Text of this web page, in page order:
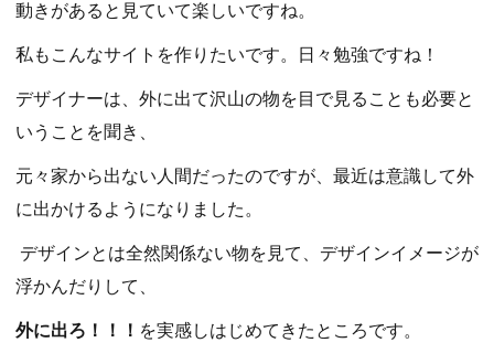
動きがあると見ていて楽しいですね。
私もこんなサイトを作りたいです。日々勉強ですね！
デザイナーは、外に出て沢山の物を目で見ることも必要と
いうことを聞き、
元々家から出ない人間だったのですが、最近は意識して外
に出かけるようになりました。
デザインとは全然関係ない物を見て、デザインイメージが
浮かんだりして、
外に出ろ！！！ を実感しはじめてきたところです。